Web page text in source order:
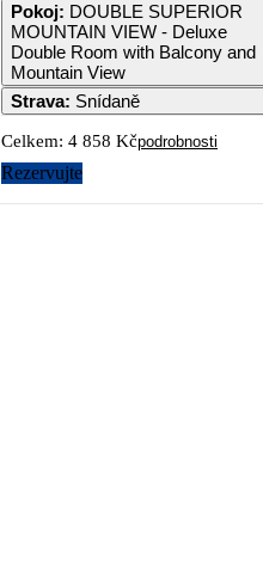
Pokoj: DOUBLE SUPERIOR
MOUNTAIN VIEW - Deluxe
Double Room with Balcony and
Mountain View
Strava: Snídaně
Celkem: 4 858 Kčpodrobnosti
Rezervujte